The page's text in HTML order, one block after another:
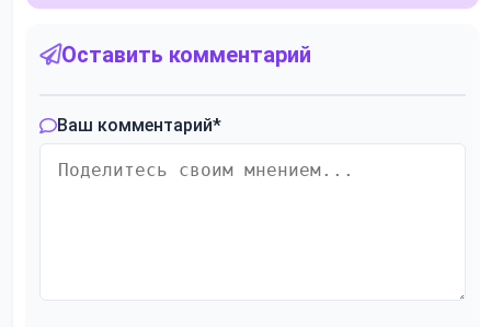
Оставить комментарий
Ваш комментарий*